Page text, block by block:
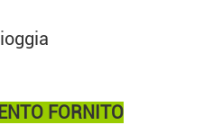
FORNITO